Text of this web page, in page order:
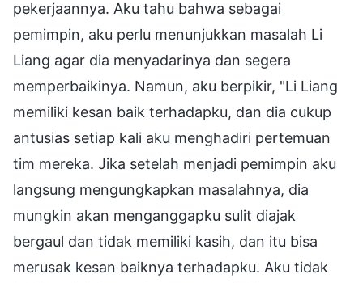
pekerjaannya. Aku tahu bahwa sebagai
pemimpin, aku perlu menunjukkan masalah Li
Liang agar dia menyadarinya dan segera
memperbaikinya. Namun, aku berpikir, "Li Liang
memiliki kesan baik terhadapku, dan dia cukup
antusias setiap kali aku menghadiri pertemuan
tim mereka. Jika setelah menjadi pemimpin aku
langsung mengungkapkan masalahnya, dia
mungkin akan menganggapku sulit diajak
bergaul dan tidak memiliki kasih, dan itu bisa
merusak kesan baiknya terhadapku. Aku tidak